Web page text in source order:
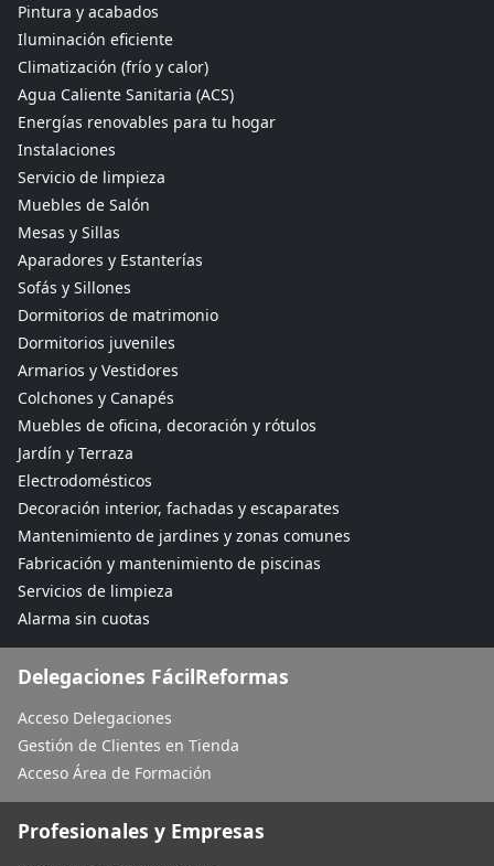
Pintura y acabados
Iluminación eficiente
Climatización (frío y calor)
Agua Caliente Sanitaria (ACS)
Energías renovables para tu hogar
Instalaciones
Servicio de limpieza
Muebles de Salón
Mesas y Sillas
Aparadores y Estanterías
Sofás y Sillones
Dormitorios de matrimonio
Dormitorios juveniles
Armarios y Vestidores
Colchones y Canapés
Muebles de oficina, decoración y rótulos
Jardín y Terraza
Electrodomésticos
Decoración interior, fachadas y escaparates
Mantenimiento de jardines y zonas comunes
Fabricación y mantenimiento de piscinas
Servicios de limpieza
Alarma sin cuotas
Delegaciones FácilReformas
Acceso Delegaciones
Gestión de Clientes en Tienda
Acceso Área de Formación
Profesionales y Empresas